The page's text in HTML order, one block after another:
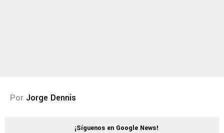
Por Jorge Dennis
¡Síguenos en Google News!